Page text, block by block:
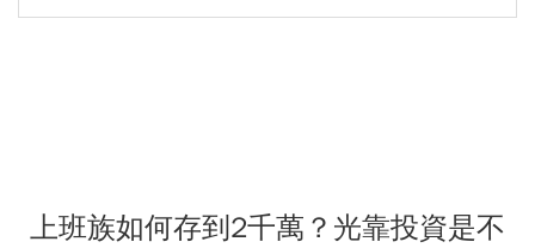
上班族如何存到2千萬？光靠投資是不